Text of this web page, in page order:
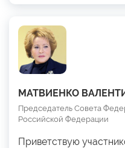
МАТВИЕНКО
Председатель Совета
Российской Федерации
Приветствую